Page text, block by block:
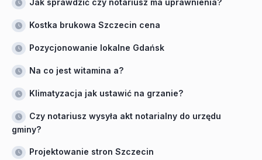
Jak sprawdzić czy notariusz ma uprawnienia?
Kostka brukowa Szczecin cena
Pozycjonowanie lokalne Gdańsk
Na co jest witamina a?
Klimatyzacja jak ustawić na grzanie?
Czy notariusz wysyła akt notarialny do urzędu
gminy?
Projektowanie stron Szczecin